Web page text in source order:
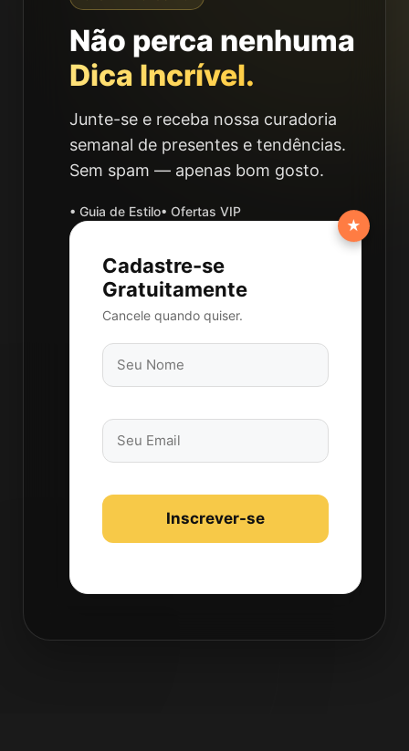
Não perca nenhuma
Dica Incrível.
Junte-se e receba nossa curadoria
semanal de presentes e tendências.
Sem spam — apenas bom gosto.
• Guia de Estilo• Ofertas VIP
Cadastre-se
Gratuitamente
Cancele quando quiser.
★